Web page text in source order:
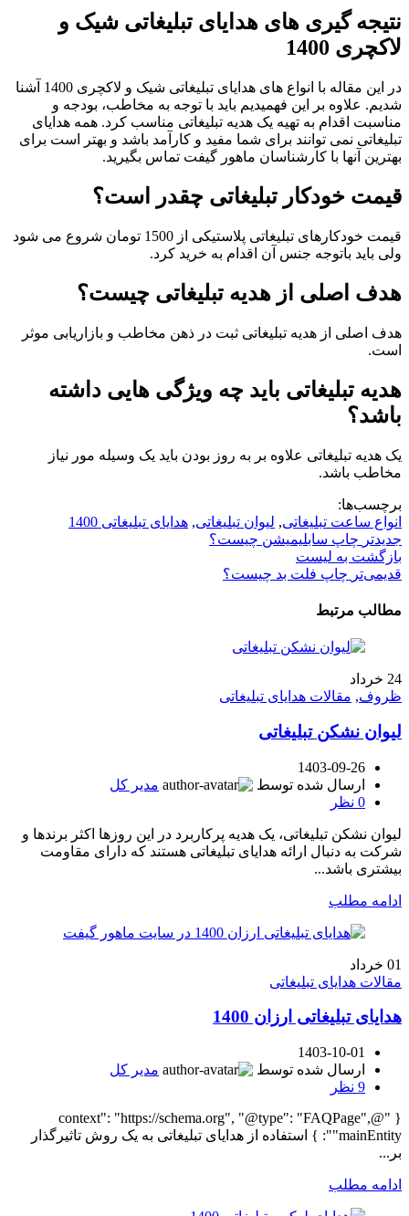
نتیجه گیری های هدایای تبلیغاتی شیک و
لاکچری 1400
در این مقاله با انواع های هدایای تبلیغاتی شیک و لاکچری 1400 آشنا
شدیم. علاوه بر این فهمیدیم باید با توجه به مخاطب، بودجه و
مناسبت اقدام به تهیه یک هدیه تبلیغاتی مناسب کرد. همه هدایای
تبلیغاتی نمی توانند برای شما مفید و کارآمد باشد و بهتر است برای
بهترین آنها با کارشناسان ماهور گیفت تماس بگیرید.
قیمت خودکار تبلیغاتی چقدر است؟
قیمت خودکارهای تبلیغاتی پلاستیکی از 1500 تومان شروع می شود
ولی باید باتوجه جنس آن اقدام به خرید کرد.
هدف اصلی از هدیه تبلیغاتی چیست؟
هدف اصلی از هدیه تبلیغاتی ثبت در ذهن مخاطب و بازاریابی موثر
است.
هدیه تبلیغاتی باید چه ویژگی هایی داشته
باشد؟
یک هدیه تبلیغاتی علاوه بر به روز بودن باید یک وسیله مور نیاز
مخاطب باشد.
برچسب‌ها:
انواع ساعت تبلیغاتی, لیوان تبلیغاتی, هدایای تبلیغاتی 1400
جدیدتر چاپ سابلیمیشن چیست؟
بازگشت به لیست
قدیمی‌تر چاپ فلت بد چیست؟
مطالب مرتبط
24 خرداد
ظروف, مقالات هدایای تبلیغاتی
لیوان نشکن تبلیغاتی
1403-09-26
ارسال شده توسط
مدیر کل
0 نظر
لیوان نشکن تبلیغاتی، یک هدیه پرکاربرد در این روزها اکثر برندها و
شرکت به دنبال ارائه هدایای تبلیغاتی هستند که دارای مقاومت
بیشتری باشد...
ادامه مطلب
01 خرداد
مقالات هدایای تبلیغاتی
هدایای تبلیغاتی ارزان 1400
1403-10-01
ارسال شده توسط
مدیر کل
9 نظر
{ "@context": "https://schema.org", "@type": "FAQPage",
"mainEntity": } استفاده از هدایای تبلیغاتی به یک روش تاثیرگذار
بر...
ادامه مطلب